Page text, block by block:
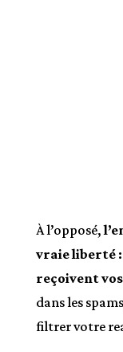
À l’opposé,
vraie liberté :
reçoivent
dans les
filtrer votre